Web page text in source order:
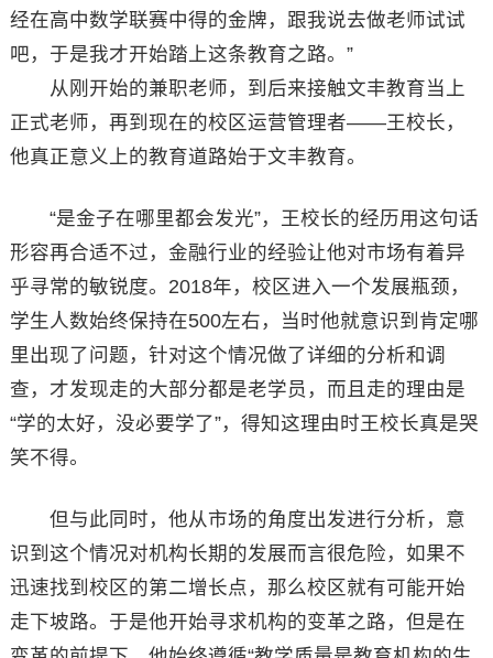
经在高中数学联赛中得的金牌，跟我说去做老师试试
吧，于是我才开始踏上这条教育之路。”
从刚开始的兼职老师，到后来接触文丰教育当上
正式老师，再到现在的校区运营管理者——王校长，
他真正意义上的教育道路始于文丰教育。
“是金子在哪里都会发光”，王校长的经历用这句话
形容再合适不过，金融行业的经验让他对市场有着异
乎寻常的敏锐度。2018年，校区进入一个发展瓶颈，
学生人数始终保持在500左右，当时他就意识到肯定哪
里出现了问题，针对这个情况做了详细的分析和调
查，才发现走的大部分都是老学员，而且走的理由是
“学的太好，没必要学了”，得知这理由时王校长真是哭
笑不得。
但与此同时，他从市场的角度出发进行分析，意
识到这个情况对机构长期的发展而言很危险，如果不
迅速找到校区的第二增长点，那么校区就有可能开始
走下坡路。于是他开始寻求机构的变革之路，但是在